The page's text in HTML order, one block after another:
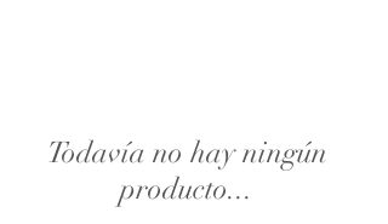
Todavía no hay ningún
producto...